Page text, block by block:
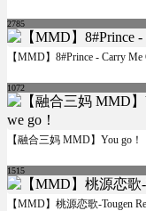
2785
【MMD】8#Prince - Carry
1072
【融合三妈 MMD】You go！
1515
【MMD】桃源恋歌-Tougen